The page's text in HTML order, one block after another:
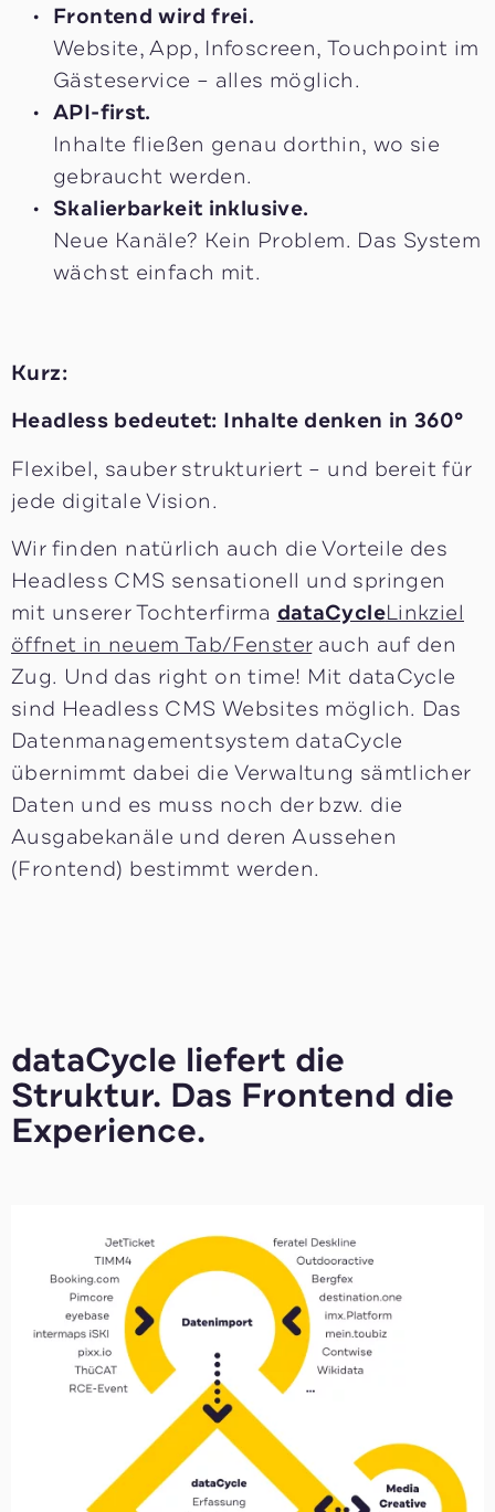
Frontend wird frei.
Website, App, Infoscreen, Touchpoint im
Gästeservice – alles möglich.
API-first.
Inhalte fließen genau dorthin, wo sie
gebraucht werden.
Skalierbarkeit inklusive.
Neue Kanäle? Kein Problem. Das System
wächst einfach mit.
Kurz:
Headless bedeutet: Inhalte denken in 360°
Flexibel, sauber strukturiert – und bereit für
jede digitale Vision.
Wir finden natürlich auch die Vorteile des
Headless CMS sensationell und springen
mit unserer Tochterfirma dataCycleLinkziel
öffnet in neuem Tab/Fensterauch auf den
Zug. Und das right on time! Mit dataCycle
sind Headless CMS Websites möglich. Das
Datenmanagementsystem dataCycle
übernimmt dabei die Verwaltung sämtlicher
Daten und es muss noch der bzw. die
Ausgabekanäle und deren Aussehen
(Frontend) bestimmt werden.
dataCycle liefert die
Struktur. Das Frontend die
Experience.